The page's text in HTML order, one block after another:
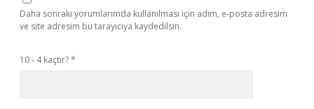
Daha sonraki yorumlarımda kullanılması için adım, e-posta adresim
ve site adresim bu tarayıcıya kaydedilsin.
10 - 4 kaçtır?*